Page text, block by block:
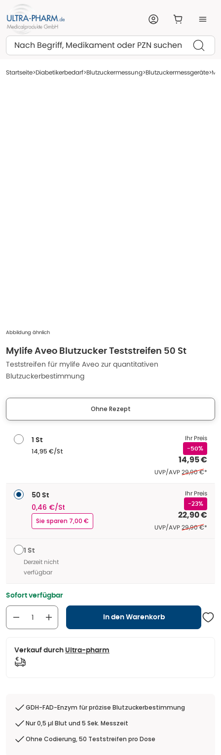
Suchen
Startseite Diabetikerbedarf Blutzuckermessung Blutzuckermessgeräte
Abbildung ähnlich
Mylife Aveo Blutzucker Teststreifen 50 St
Teststreifen für mylife Aveo zur quantitativen
Blutzuckerbestimmung
Ohne Rezept
1 St
14,95 €/St
Ihr Preis
-50%
14,95 €
UVP/AVPEhemaliger
29,90 €*
50 St
0,46 €/St
Sie sparen 7,00 €
Ihr Preis
-23%
22,90 €
UVP/AVPEhemaliger
29,90 €*
1 St
Derzeit nicht
verfügbar
Sofort verfügbar
In den Warenkorb
Verkauf durch Ultra-pharm
GDH-FAD-Enzym für präzise Blutzuckerbestimmung
Nur 0,5 µl Blut und 5 Sek. Messzeit
Ohne Codierung, 50 Teststreifen pro Dose